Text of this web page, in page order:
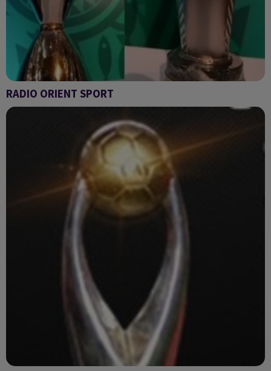
RADIO ORIENT SPORT
Radio Orient sport